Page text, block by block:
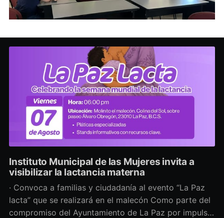
Instituto Municipal de las Mujeres invita a
visibilizar la lactancia materna
· Convoca a familias y ciudadanía al evento “La Paz
lacta” que se realizará en el malecón Como parte del
compromiso del Ayuntamiento de La Paz por impulsar